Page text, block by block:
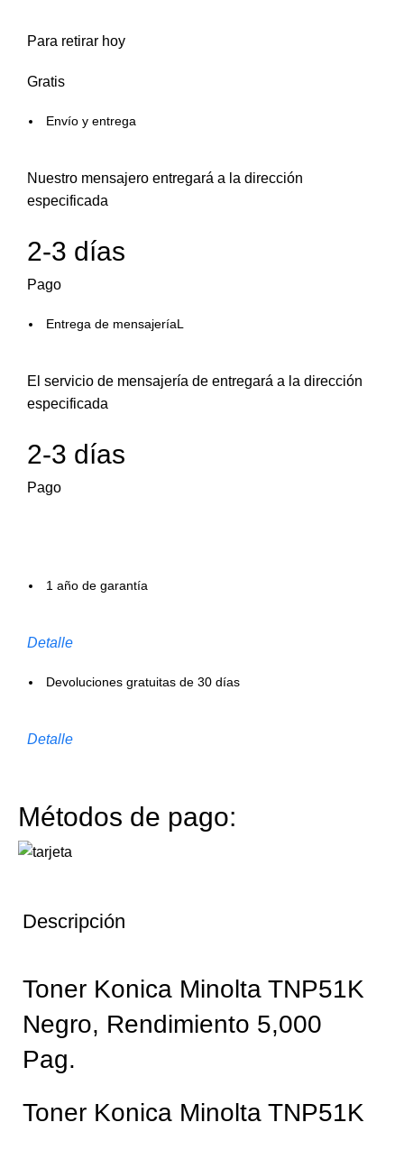
Para retirar hoy
Gratis
Envío y entrega
Nuestro mensajero entregará a la dirección
especificada
2-3 días
Pago
Entrega de mensajeríaL
El servicio de mensajería de entregará a la dirección
especificada
2-3 días
Pago
1 año de garantía
Detalle
Devoluciones gratuitas de 30 días
Detalle
Métodos de pago:
Descripción
Toner Konica Minolta TNP51K
Negro, Rendimiento 5,000
Pag.
Toner Konica Minolta TNP51K